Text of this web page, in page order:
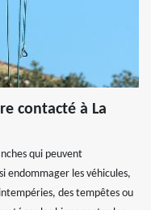
contacté à La
qui peuvent
endommager les véhicules,
des tempêtes ou